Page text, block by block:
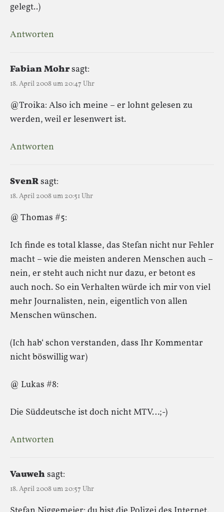
gelegt..)
Antworten
Fabian Mohrsagt:
18. April 2008 um 20:47 Uhr
@Troika: Also ich meine – er lohnt gelesen zu
werden, weil er lesenwert ist.
Antworten
SvenRsagt:
18. April 2008 um 20:51 Uhr
@ Thomas #5:
Ich finde es total klasse, das Stefan nicht nur Fehler
macht – wie die meisten anderen Menschen auch –
nein, er steht auch nicht nur dazu, er betont es
auch noch. So ein Verhalten würde ich mir von viel
mehr Journalisten, nein, eigentlich von allen
Menschen wünschen.
(Ich hab‘ schon verstanden, dass Ihr Kommentar
nicht böswillig war)
@ Lukas #8:
Die Süddeutsche ist doch nicht MTV…;-)
Antworten
Vauweh sagt:
18. April 2008 um 20:57 Uhr